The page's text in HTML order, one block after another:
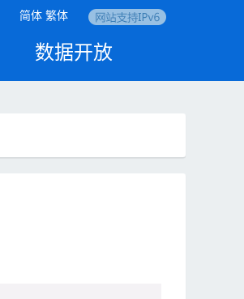
数据开放
简体 繁体